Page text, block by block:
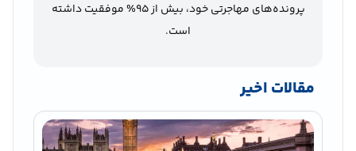
پرونده‌های مهاجرتی خود، بیش از 95% موفقیت داشته
است.
مقالات اخیر